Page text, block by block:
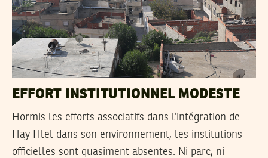
EFFORT INSTITUTIONNEL MODESTE
Hormis les efforts associatifs dans l’intégration de
Hay Hlel dans son environnement, les institutions
officielles sont quasiment absentes. Ni parc, ni